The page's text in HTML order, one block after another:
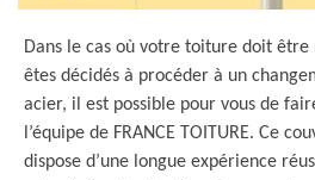
Dans le cas où votre toiture doit
êtes décidés à procéder à un
acier, il est possible pour vous de
l’équipe de FRANCE TOITURE. Ce
dispose d’une longue expérience